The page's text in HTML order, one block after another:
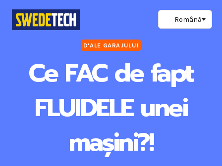
D'ALE GARAJULUI
Ce FAC de fapt
FLUIDELE unei
mașini?!